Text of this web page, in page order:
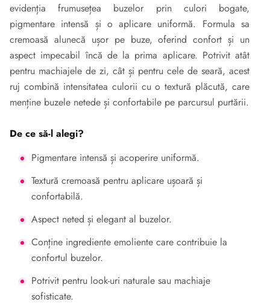
evidenția frumusețea buzelor prin culori bogate,
pigmentare intensă și o aplicare uniformă. Formula sa
cremoasă alunecă ușor pe buze, oferind confort și un
aspect impecabil încă de la prima aplicare. Potrivit atât
pentru machiajele de zi, cât și pentru cele de seară, acest
ruj combină intensitatea culorii cu o textură plăcută, care
menține buzele netede și confortabile pe parcursul purtării.
De ce să-l alegi?
Pigmentare intensă și acoperire uniformă.
Textură cremoasă pentru aplicare ușoară și
confortabilă.
Aspect neted și elegant al buzelor.
Conține ingrediente emoliente care contribuie la
confortul buzelor.
Potrivit pentru look-uri naturale sau machiaje
sofisticate.